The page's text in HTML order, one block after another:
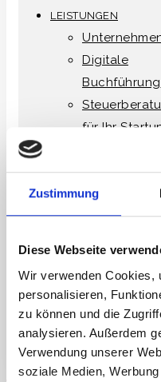
Zustimmung
Diese Webseite
Wir verwenden Cookies,
personalisieren,
zu können und die
analysieren. Außerdem
Verwendung unserer
soziale Medien,
LEISTUNGEN
Digitale
Buchführung
für Ihr
AKTUELLES
KONTAKT